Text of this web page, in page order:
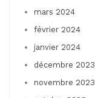
mars 2024
février 2024
janvier 2024
décembre 2023
novembre 2023